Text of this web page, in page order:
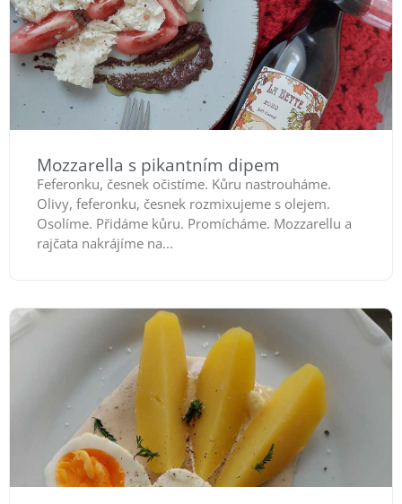
Mozzarella s pikantním dipem
Feferonku, česnek očistíme. Kůru nastrouháme.
Olivy, feferonku, česnek rozmixujeme s olejem.
Osolíme. Přidáme kůru. Promícháme. Mozzarellu a
rajčata nakrájíme na...